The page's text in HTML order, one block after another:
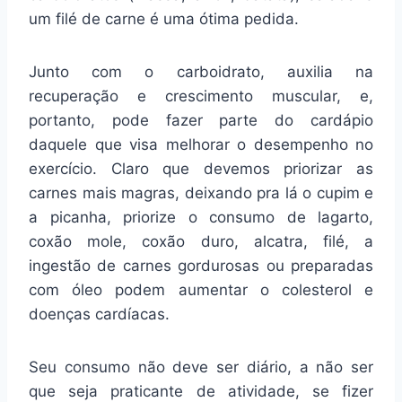
um filé de carne é uma ótima pedida.
Junto com o carboidrato, auxilia na
recuperação e crescimento muscular, e,
portanto, pode fazer parte do cardápio
daquele que visa melhorar o desempenho no
exercício. Claro que devemos priorizar as
carnes mais magras, deixando pra lá o cupim e
a picanha, priorize o consumo de lagarto,
coxão mole, coxão duro, alcatra, filé, a
ingestão de carnes gordurosas ou preparadas
com óleo podem aumentar o colesterol e
doenças cardíacas.
Seu consumo não deve ser diário, a não ser
que seja praticante de atividade, se fizer